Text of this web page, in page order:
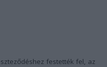
festették fel, az